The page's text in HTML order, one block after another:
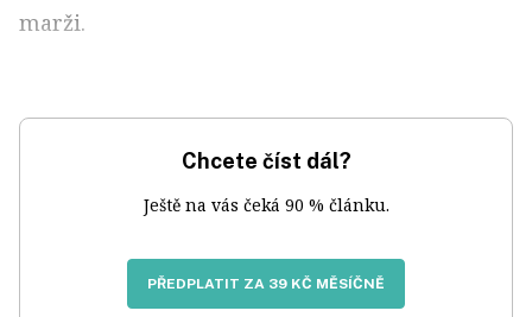
marži.
Chcete číst dál?
Ještě na vás čeká 90 % článku.
PŘEDPLATIT ZA 39 KČ MĚSÍČNĚ